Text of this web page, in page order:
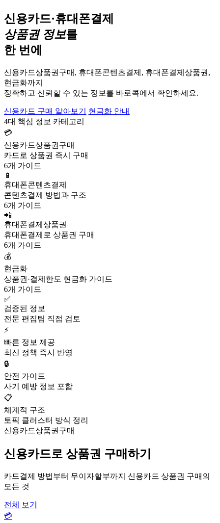
신용카드·휴대폰결제
상품권 정보를
한 번에
신용카드상품권구매, 휴대폰콘텐츠결제, 휴대폰결제상품권,
현금화까지
정확하고 신뢰할 수 있는 정보를 바로콕에서 확인하세요.
신용카드 구매 알아보기
현금화 안내
4대 핵심 정보 카테고리
💳
신용카드상품권구매
카드로 상품권 즉시 구매
6개 가이드
📱
휴대폰콘텐츠결제
콘텐츠결제 방법과 구조
6개 가이드
📲
휴대폰결제상품권
휴대폰결제로 상품권 구매
6개 가이드
💰
현금화
상품권·결제한도 현금화 가이드
6개 가이드
✅
검증된 정보
전문 편집팀 직접 검토
⚡
빠른 정보 제공
최신 정책 즉시 반영
🔒
안전 가이드
사기 예방 정보 포함
📋
체계적 구조
토픽 클러스터 방식 정리
신용카드상품권구매
신용카드로 상품권 구매하기
카드결제 방법부터 무이자할부까지 신용카드 상품권 구매의
모든 것
전체 보기
💳